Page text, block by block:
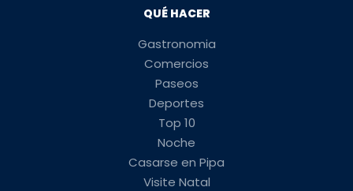
QUÉ HACER
Gastronomia
Comercios
Paseos
Deportes
Top 10
Noche
Casarse en Pipa
Visite Natal